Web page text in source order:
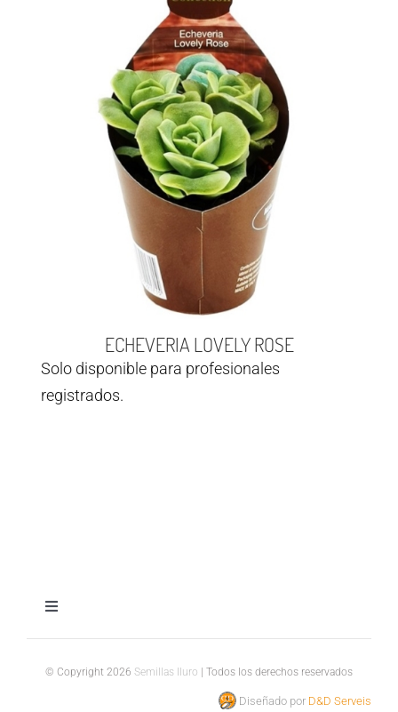
ECHEVERIA LOVELY ROSE
Solo disponible para profesionales
registrados.
Toggle
© Copyright 2026 Semillas Iluro | Todos los derechos reservados
Diseñado por D&D Serveis